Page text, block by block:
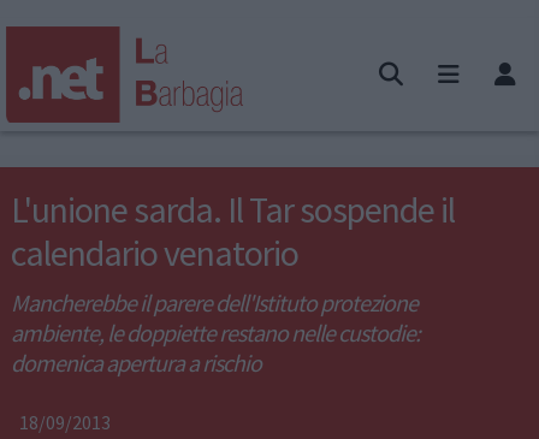
L'unione sarda. Il Tar sospende il
calendario venatorio
Mancherebbe il parere dell'Istituto protezione
ambiente, le doppiette restano nelle custodie:
domenica apertura a rischio
18/09/2013